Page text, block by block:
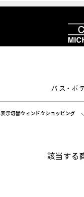
バス・ボ
表示切替ウィンドウショッピング
該当する